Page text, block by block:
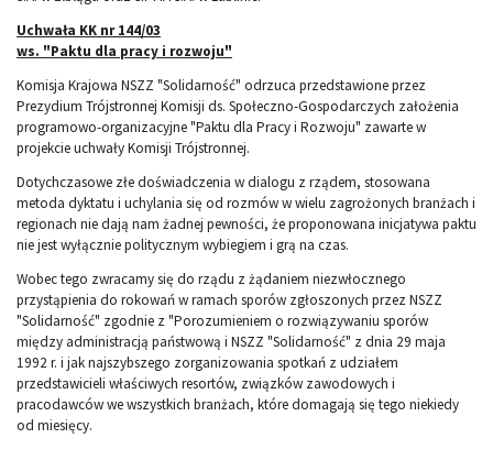
Uchwała KK nr 144/03
ws. "Paktu dla pracy i rozwoju"
Komisja Krajowa NSZZ "Solidarność" odrzuca przedstawione przez
Prezydium Trójstronnej Komisji ds. Społeczno-Gospodarczych założenia
programowo-organizacyjne "Paktu dla Pracy i Rozwoju" zawarte w
projekcie uchwały Komisji Trójstronnej.
Dotychczasowe złe doświadczenia w dialogu z rządem, stosowana
metoda dyktatu i uchylania się od rozmów w wielu zagrożonych branżach i
regionach nie dają nam żadnej pewności, że proponowana inicjatywa paktu
nie jest wyłącznie politycznym wybiegiem i grą na czas.
Wobec tego zwracamy się do rządu z żądaniem niezwłocznego
przystąpienia do rokowań w ramach sporów zgłoszonych przez NSZZ
"Solidarność" zgodnie z "Porozumieniem o rozwiązywaniu sporów
między administracją państwową i NSZZ "Solidarność" z dnia 29 maja
1992 r. i jak najszybszego zorganizowania spotkań z udziałem
przedstawicieli właściwych resortów, związków zawodowych i
pracodawców we wszystkich branżach, które domagają się tego niekiedy
od miesięcy.